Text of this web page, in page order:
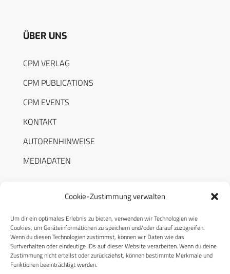
Cookie-Zustimmung verwalten
Um dir ein optimales Erlebnis zu bieten, verwenden wir Technologien wie
Cookies, um Geräteinformationen zu speichern und/oder darauf zuzugreifen.
Wenn du diesen Technologien zustimmst, können wir Daten wie das
Surfverhalten oder eindeutige IDs auf dieser Website verarbeiten. Wenn du deine
Zustimmung nicht erteilst oder zurückziehst, können bestimmte Merkmale und
Funktionen beeinträchtigt werden.
ÜBER UNS
CPM VERLAG
CPM PUBLICATIONS
CPM EVENTS
KONTAKT
AUTORENHINWEISE
MEDIADATEN
RECHTLICHES
Datenschutzerklärung
Cookie-Richtlinie (EU)